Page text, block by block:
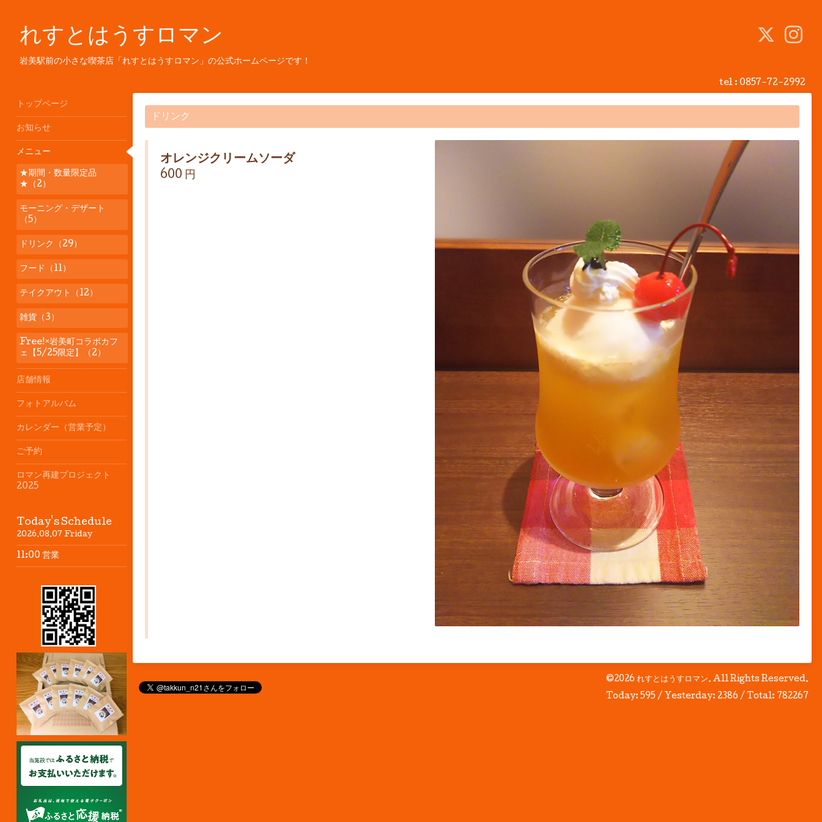
れすとはうすロマン
岩美駅前の小さな喫茶店「れすとはうすロマン」の公式ホームページです！
tel : 0857-72-2992
ドリンク
オレンジクリームソーダ
600 円
©2026 れすとはうすロマン. All Rights Reserved.
Today: 595 / Yesterday: 2386 / Total: 782267
トップページ
お知らせ
メニュー
★期間・数量限定品
★（2）
モーニング・デザート
（5）
ドリンク（29）
フード（11）
テイクアウト（12）
雑貨（3）
Free!×岩美町コラボカフ
ェ【5/25限定】（2）
店舗情報
フォトアルバム
カレンダー（営業予定）
ご予約
ロマン再建プロジェクト
2025
Today's Schedule
2026.08.07 Friday
11:00 営業